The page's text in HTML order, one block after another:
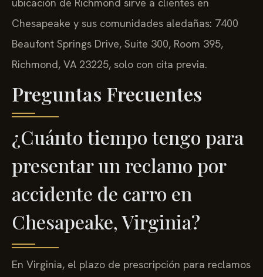
Chesapeake y sus comunidades aledañas: 7400
Beaufont Springs Drive, Suite 300, Room 395,
Richmond, VA 23225, solo con cita previa.
Preguntas Frecuentes
¿Cuánto tiempo tengo para
presentar un reclamo por
accidente de carro en
Chesapeake, Virginia?
En Virginia, el plazo de prescripción para reclamos